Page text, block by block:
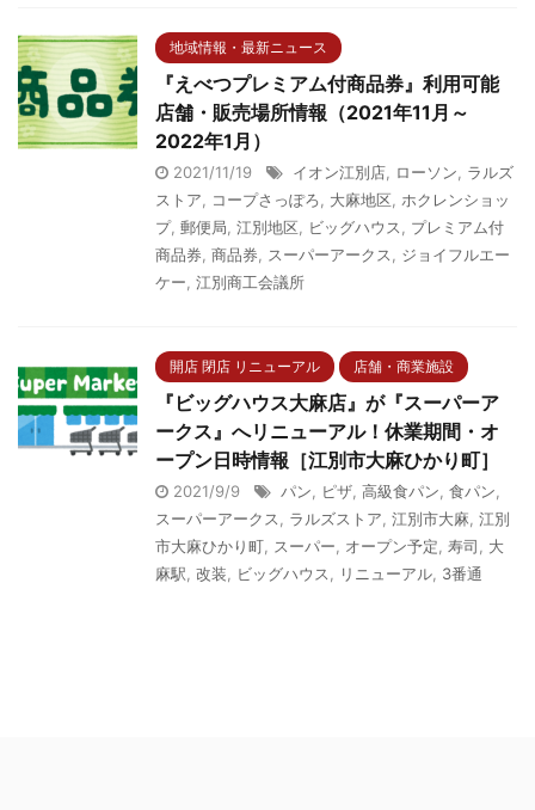
地域情報・最新ニュース
『えべつプレミアム付商品券』利用可能
店舗・販売場所情報（2021年11月～
2022年1月）
2021/11/19 イオン江別店, ローソン, ラルズ
ストア, コープさっぽろ, 大麻地区, ホクレンショッ
プ, 郵便局, 江別地区, ビッグハウス, プレミアム付
商品券, 商品券, スーパーアークス, ジョイフルエー
ケー, 江別商工会議所
開店 閉店 リニューアル 店舗・商業施設
『ビッグハウス大麻店』が『スーパーア
ークス』へリニューアル！休業期間・オ
ープン日時情報［江別市大麻ひかり町］
2021/9/9 パン, ピザ, 高級食パン, 食パン,
スーパーアークス, ラルズストア, 江別市大麻, 江別
市大麻ひかり町, スーパー, オープン予定, 寿司, 大
麻駅, 改装, ビッグハウス, リニューアル, 3番通